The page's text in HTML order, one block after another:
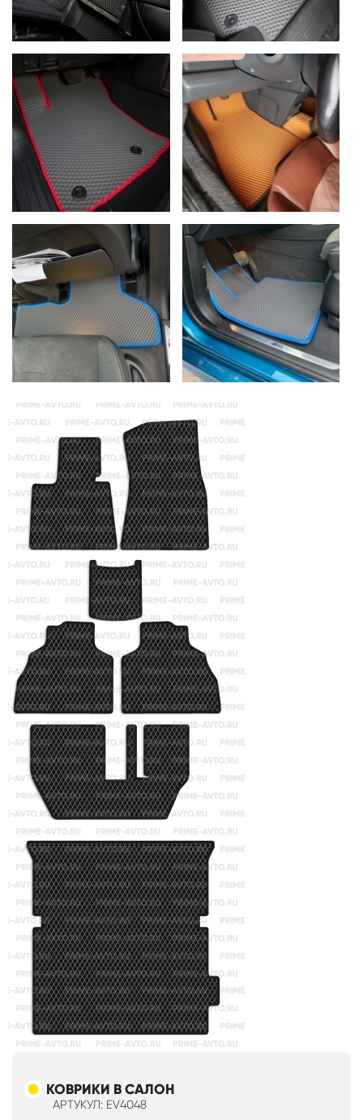
КОВРИКИ В САЛОН
АРТУКУЛ: EV4048